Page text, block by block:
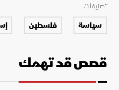
تصنيفات
سياسة فلسطين
قصص قد تهمك